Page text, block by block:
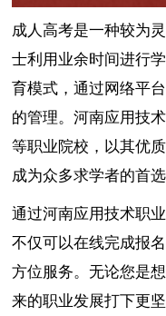
成人高考是一种较为
士利用业余时间进行
育模式，通过网络平
的管理。河南应用技
等职业院校，以其优
成为众多求学者的首选
通过河南应用技术职
不仅可以在线完成报
方位服务。无论您是
来的职业发展打下更